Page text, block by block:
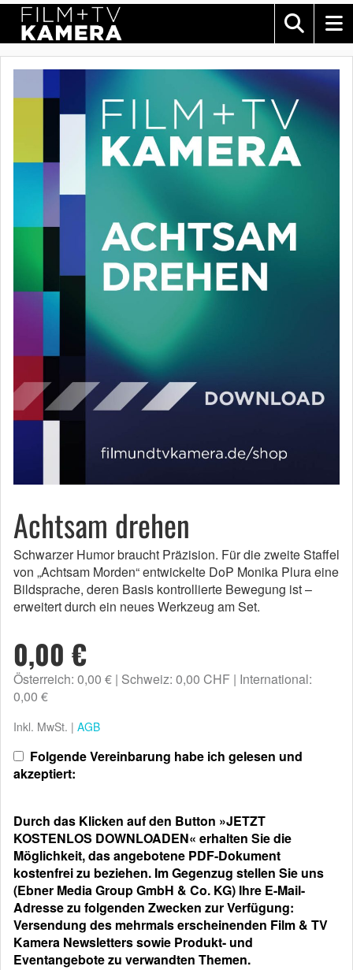
Achtsam drehen
Schwarzer Humor braucht Präzision. Für die zweite Staffel
von „Achtsam Morden“ entwickelte DoP Monika Plura eine
Bildsprache, deren Basis kontrollierte Bewegung ist –
erweitert durch ein neues Werkzeug am Set.
0,00 €
Österreich: 0,00 € Schweiz: 0,00 CHF International:
0,00 €
Inkl. MwSt. | AGB
Folgende Vereinbarung habe ich gelesen und
akzeptiert:
Durch das Klicken auf den Button »JETZT
KOSTENLOS DOWNLOADEN« erhalten Sie die
Möglichkeit, das angebotene PDF-Dokument
kostenfrei zu beziehen. Im Gegenzug stellen Sie uns
(Ebner Media Group GmbH & Co. KG) Ihre E-Mail-
Adresse zu folgenden Zwecken zur Verfügung:
Versendung des mehrmals erscheinenden Film & TV
Kamera Newsletters sowie Produkt- und
Eventangebote zu verwandten Themen.